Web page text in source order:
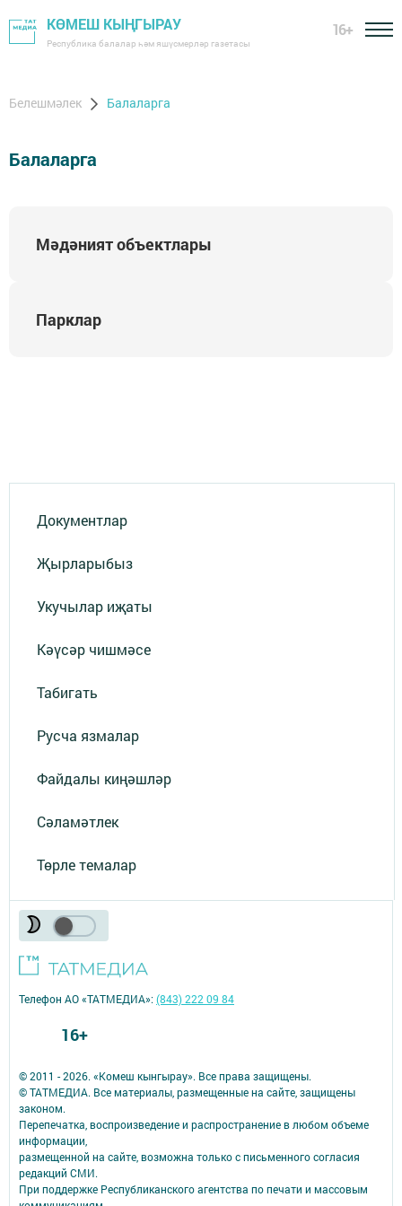
КӨМЕШ КЫҢГЫРАУ
Республика балалар һәм яшүсмерләр газетасы
16+
Белешмәлек Балаларга
Балаларга
Мәдәният объектлары
Парклар
Документлар
Җырларыбыз
Укучылар иҗаты
Кәүсәр чишмәсе
Табигать
Русча язмалар
Файдалы киңәшләр
Сәламәтлек
Төрле темалар
© 2011 - 2026. «Комеш кынгырау». Все права защищены.
© ТАТМЕДИА. Все материалы, размещенные на сайте, защищены
законом.
Перепечатка, воспроизведение и распространение в любом объеме
информации,
размещенной на сайте, возможна только с письменного согласия
редакций СМИ.
При поддержке Республиканского агентства по печати и массовым
Телефон АО «ТАТМЕДИА»:(843) 222 09 84
16+